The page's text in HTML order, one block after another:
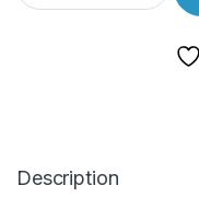
Description